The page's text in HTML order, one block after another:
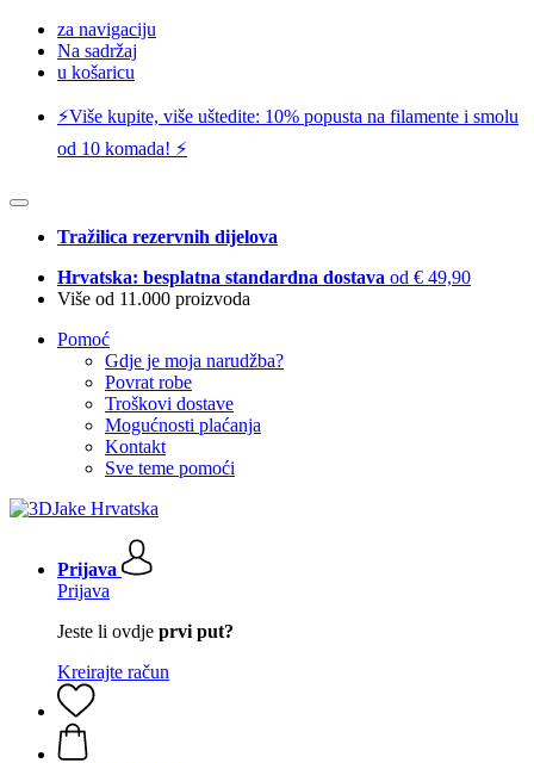
za navigaciju
Na sadržaj
u košaricu
⚡️Više kupite, više uštedite: 10% popusta na filamente i smolu
od 10 komada! ⚡️
Tražilica rezervnih dijelova
Hrvatska: besplatna standardna dostava od € 49,90
Više od 11.000 proizvoda
Pomoć
Gdje je moja narudžba?
Povrat robe
Troškovi dostave
Mogućnosti plaćanja
Kontakt
Sve teme pomoći
Prijava
Prijava
Jeste li ovdje prvi put?
Kreirajte račun